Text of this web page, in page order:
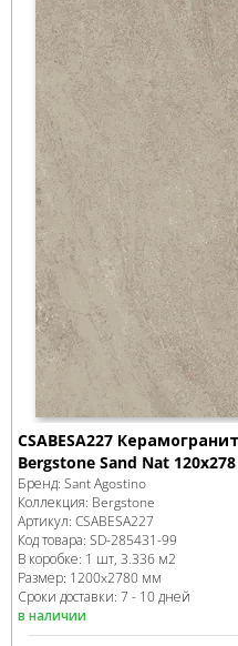
CSABESA227
Bergstone Sand Nat 120x278
Бренд: Sant Agostino
Коллекция: Bergstone
Артикул: CSABESA227
Код товара: SD-285431-99
В коробке: 1 шт, 3.336 м2
Размер: 1200x2780 мм
Сроки доставки: 7 - 10 дней
в наличии